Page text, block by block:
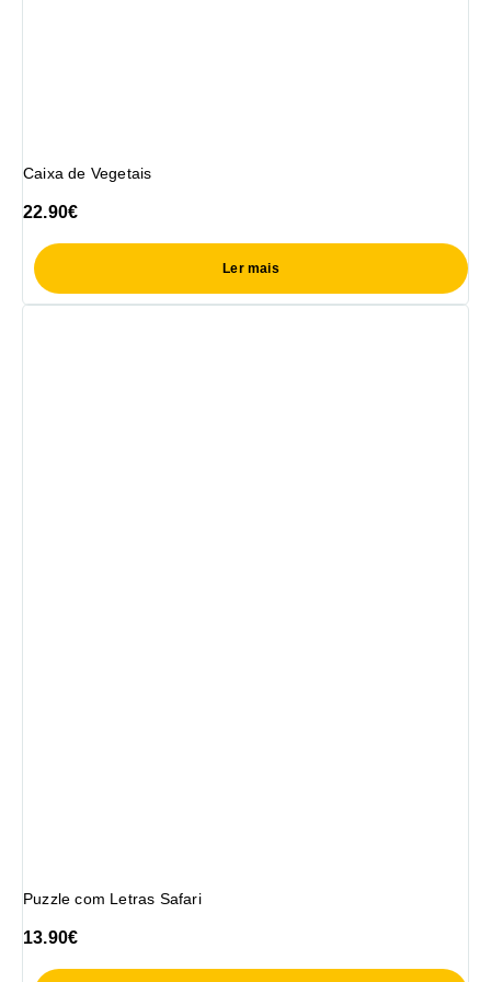
Caixa de Vegetais
22.90€
Ler mais
Puzzle com Letras Safari
13.90€